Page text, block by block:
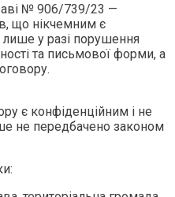
№ 906/739/23 —
що нікчемним є
у разі порушення
та письмової форми, а
є конфіденційним і не
не передбачено законом